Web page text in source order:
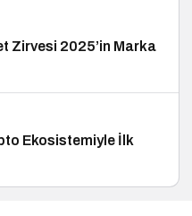
Zirvesi 2025’in Marka
Ekosistemiyle İlk